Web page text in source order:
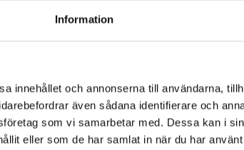
Information
innehållet och annonserna till användarna,
även sådana identifierare och
som vi samarbetar med. Dessa kan i
eller som de har samlat in när du har
till Proffsbutiken
Företag
Exkl. moms
Privat
Inkl. moms